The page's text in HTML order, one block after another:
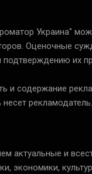
Украина"
Оценочные
их
и содержание
несет рекламодатель.
актуальные и
экономики,